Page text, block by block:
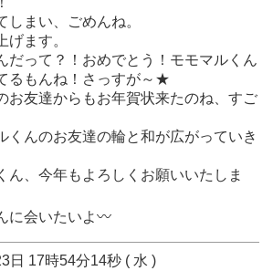
しまい、ごめんね。
げます。
だって？！おめでとう！モモマルくん
るもんね！さっすが～★
お友達からもお年賀状来たのね、すご
くんのお友達の輪と和が広がっていき
ん、今年もよろしくお願いいたしま
に会いたいよ〰️
日 17時54分14秒 ( 水 )